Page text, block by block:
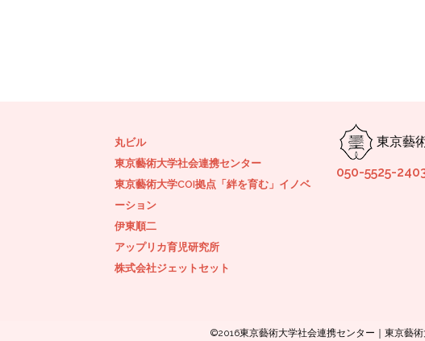
丸ビル
東京藝術大学社会連携センター
東京藝術大学COI拠点「絆を育む」イノベ
ーション
伊東順二
アップリカ育児研究所
株式会社ジェットセット
東京藝
050-5525-
©2016東京藝術大学社会連携センター｜東京藝